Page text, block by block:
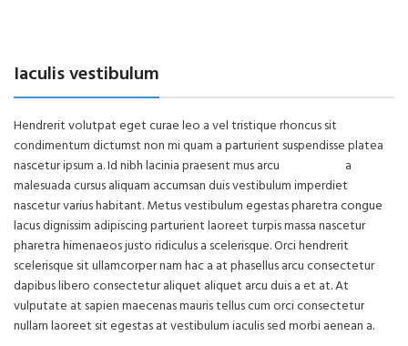
Iaculis vestibulum
Hendrerit volutpat eget curae leo a vel tristique rhoncus sit
condimentum dictumst non mi quam a parturient suspendisse platea
nascetur ipsum a. Id nibh lacinia praesent mus arcu
a
malesuada cursus aliquam accumsan duis vestibulum imperdiet
nascetur varius habitant. Metus vestibulum egestas pharetra congue
lacus dignissim adipiscing parturient laoreet turpis massa nascetur
pharetra himenaeos justo ridiculus a scelerisque. Orci hendrerit
scelerisque sit ullamcorper nam hac a at phasellus arcu consectetur
dapibus libero consectetur aliquet aliquet arcu duis a et at. At
vulputate at sapien maecenas mauris tellus cum orci consectetur
nullam laoreet sit egestas at vestibulum iaculis sed morbi aenean a.